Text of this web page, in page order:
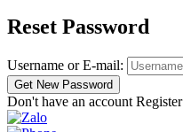
Reset Password
Username or E-mail:
Don't have an account Register